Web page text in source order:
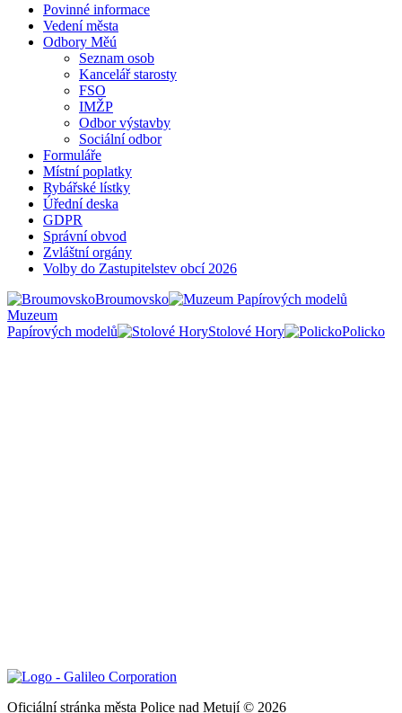
Povinné informace
Vedení města
Odbory Měú
Seznam osob
Kancelář starosty
FSO
IMŽP
Odbor výstavby
Sociální odbor
Formuláře
Místní poplatky
Rybářské lístky
Úřední deska
GDPR
Správní obvod
Zvláštní orgány
Volby do Zastupitelstev obcí 2026
Broumovsko
Muzeum
Papírových modelů
Stolové Hory Policko
Oficiální stránka města Police nad Metují © 2026